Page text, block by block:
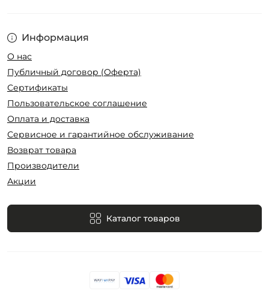
Информация
О нас
Публичный договор (Оферта)
Сертификаты
Пользовательское соглашение
Оплата и доставка
Сервисное и гарантийное обслуживание
Возврат товара
Производители
Акции
Каталог товаров